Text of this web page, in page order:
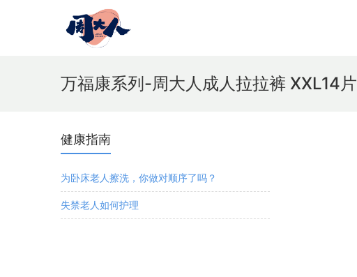
万福康系列-周大人成人拉拉裤 XXL14片
健康指南
为卧床老人擦洗，你做对顺序了吗？
失禁老人如何护理